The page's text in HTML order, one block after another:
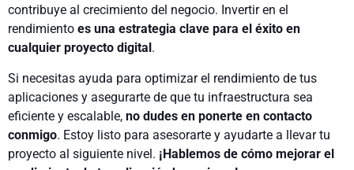
contribuye al crecimiento del negocio. Invertir en el
rendimiento es una estrategia clave para el éxito en
cualquier proyecto digital .
Si necesitas ayuda para optimizar el rendimiento de tus
aplicaciones y asegurarte de que tu infraestructura sea
eficiente y escalable, no dudes en ponerte en contacto
conmigo. Estoy listo para asesorarte y ayudarte a llevar tu
proyecto al siguiente nivel. ¡Hablemos de cómo mejorar el